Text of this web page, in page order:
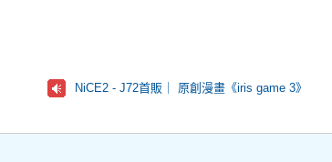
NiCE2 - J72首販｜ 原創漫畫《iris game 3》